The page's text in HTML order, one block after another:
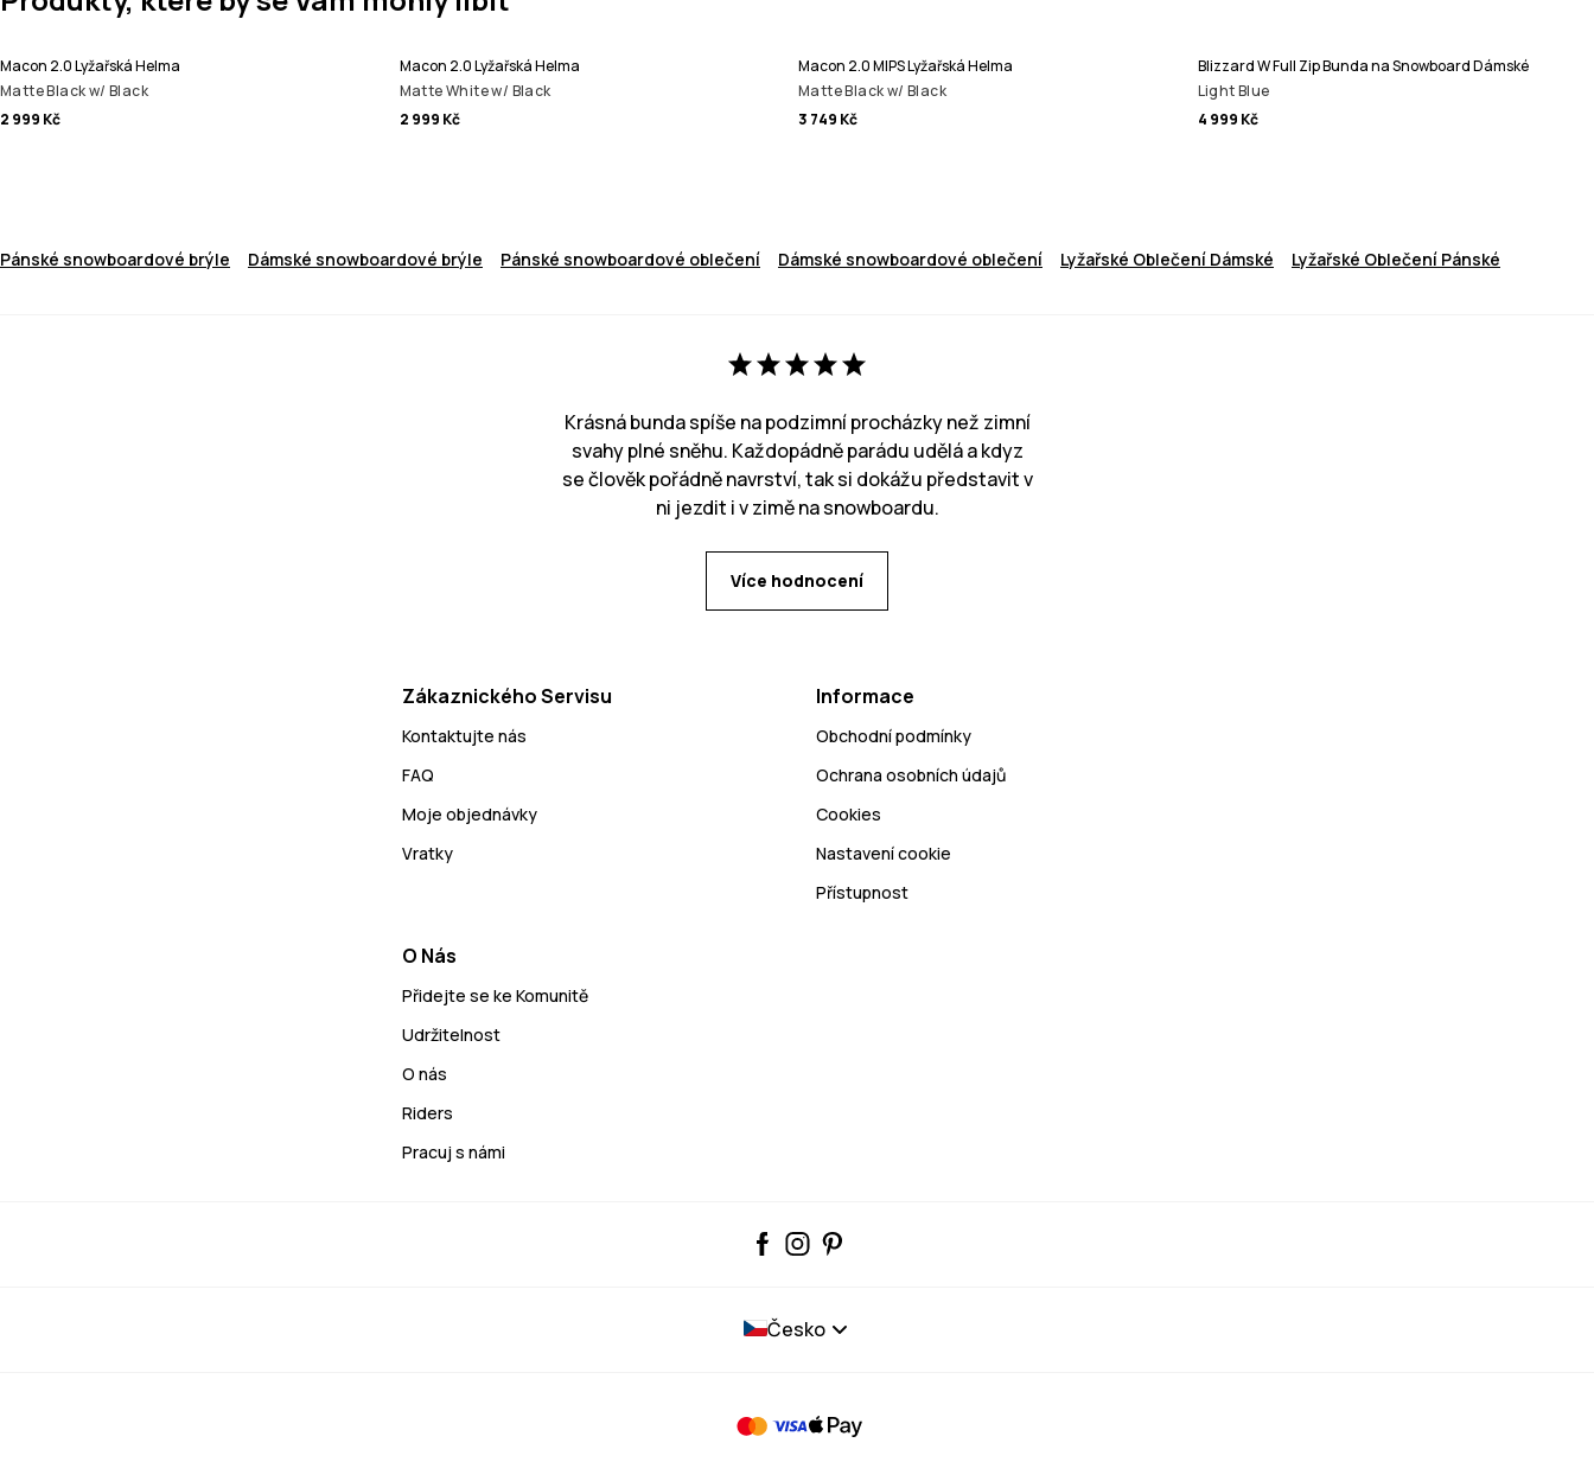
Macon 2.0 Lyžařská Helma
Matte Black w/ Black
2 999 Kč
Macon 2.0 Lyžařská Helma
Matte White w/ Black
2 999 Kč
Macon 2.0 MIPS Lyžařská Helma
Matte Black w/ Black
3 749 Kč
Blizzard W Full Zip Bunda na Snowboard Dámské
Light Blue
4 999 Kč
Pánské snowboardové brýle Dámské snowboardové brýle Pánské snowboardové oblečení Dámské snowboardové oblečení Lyžařské Oblečení Dámské Lyžařské Oblečení Pánské
Krásná bunda spíše na podzimní procházky než zimní
svahy plné sněhu. Každopádně parádu udělá a kdyz
se člověk pořádně navrství, tak si dokážu představit v
ni jezdit i v zimě na snowboardu.
Více hodnocení
Zákaznického Servisu
Kontaktujte nás
FAQ
Moje objednávky
Vratky
Informace
Obchodní podmínky
Ochrana osobních údajů
Cookies
Nastavení cookie
Přístupnost
O Nás
Přidejte se ke Komunitě
Udržitelnost
O nás
Riders
Pracuj s námi
Česko